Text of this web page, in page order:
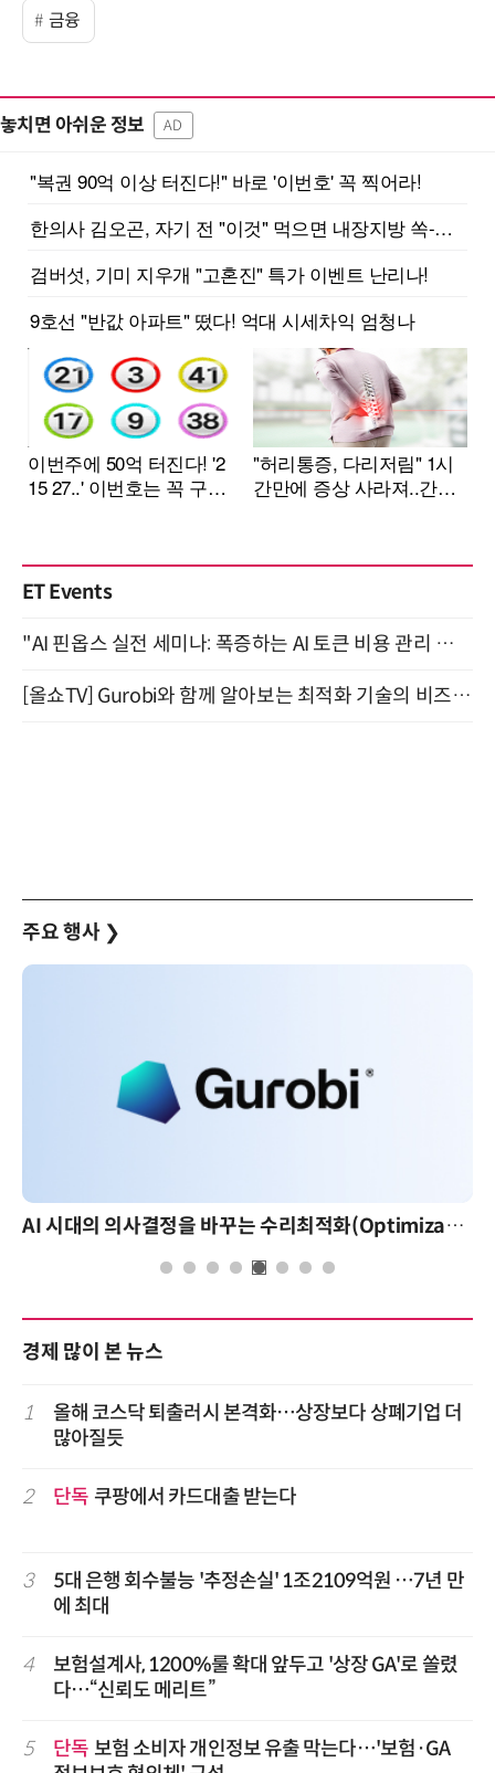
금융
놓치면 아쉬운 정보 AD
ET Events
"AI 핀옵스 실전 세미나: 폭증하는 AI 토큰 비용 관리 전략" 8월 21일 개최
[올쇼TV] Gurobi와 함께 알아보는 최적화 기술의 비즈니스 활용 (8월 20일 생방송)
주요 행사 ❯
AI 시대의 의사결정을 바꾸는 수리최적화(Optimization): 실제 산업 적용 사례와 활용 전략
경제 많이 본 뉴스
1
올해 코스닥 퇴출러시 본격화…상장보다 상폐기업 더
많아질듯
2 단독 쿠팡에서 카드대출 받는다
3
5대 은행 회수불능 '추정손실' 1조2109억원 …7년 만
에 최대
4
보험설계사, 1200%룰 확대 앞두고 '상장 GA'로 쏠렸
다…“신뢰도 메리트”
5 단독 보험 소비자 개인정보 유출 막는다…'보험·GA